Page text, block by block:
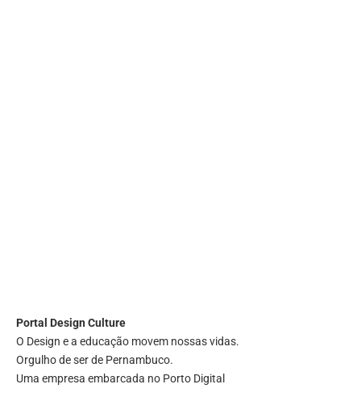
Portal Design Culture
O Design e a educação movem nossas vidas.
Orgulho de ser de Pernambuco.
Uma empresa embarcada no Porto Digital